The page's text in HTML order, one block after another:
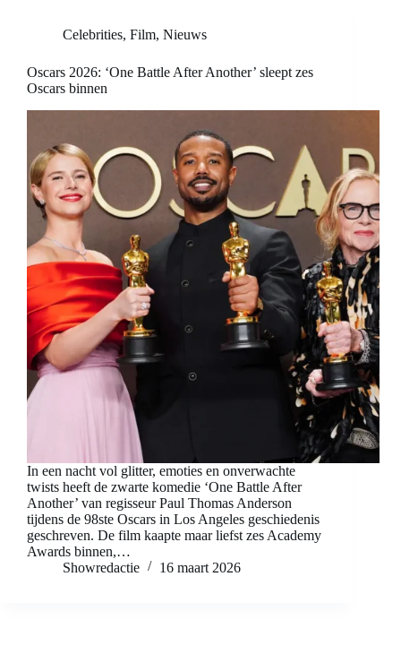
Celebrities, Film, Nieuws
Oscars 2026: ‘One Battle After Another’ sleept zes
Oscars binnen
In een nacht vol glitter, emoties en onverwachte
twists heeft de zwarte komedie ‘One Battle After
Another’ van regisseur Paul Thomas Anderson
tijdens de 98ste Oscars in Los Angeles geschiedenis
geschreven. De film kaapte maar liefst zes Academy
Awards binnen,…
Showredactie
16 maart 2026